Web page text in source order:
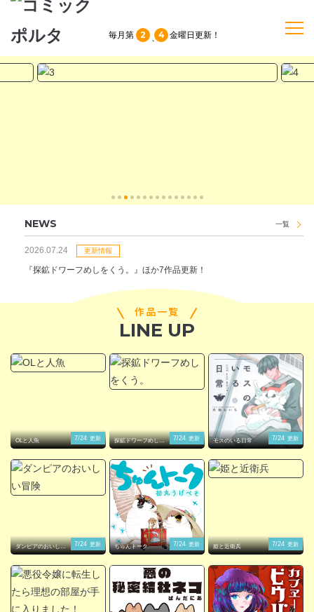
毎月第 2 4 金曜日 更新！
NEWS
お問い合わせ
NEWS
2026.07.24 更新情報
『探鉱ドワーフめしをくう。』ほか7作品更新！
一覧
作品一覧
LINE UP
OLと人魚 7/24 更新
探鉱ドワーフめしを
くう。
7/24 更新 モスのいる日常 7/24 更新
ダンピアのおいしい
冒険
7/24 更新 ちゅんトーク 7/24 更新 姫と近衛兵 7/24 更新